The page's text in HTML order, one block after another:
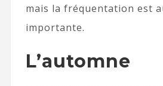
mais la fréquentation est
importante.
L’automne